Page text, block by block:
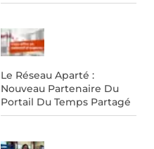
Le Réseau Aparté :
Nouveau Partenaire Du
Portail Du Temps Partagé